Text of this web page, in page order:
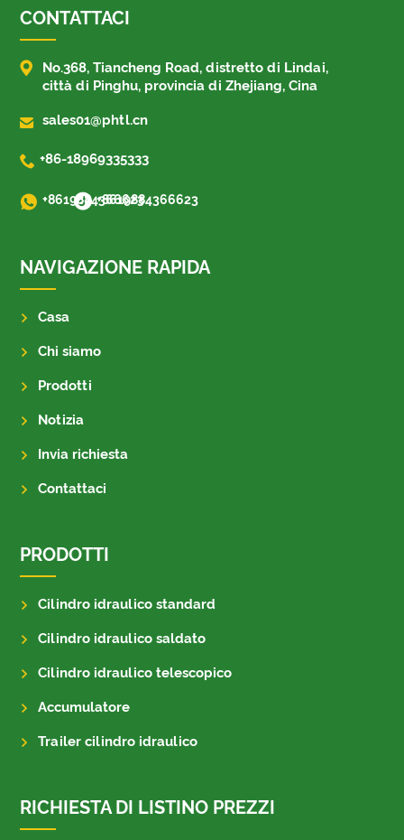
CONTATTACI

No.368, Tiancheng Road, distretto di Lindai,
città di Pinghu, provincia di Zhejiang, Cina
 sales01@phtl.cn
 +86-18969335333
+8619884366623+8619884366623
NAVIGAZIONE RAPIDA
Casa
Chi siamo
Prodotti
Notizia
Invia richiesta
Contattaci
PRODOTTI
Cilindro idraulico standard
Cilindro idraulico saldato
Cilindro idraulico telescopico
Accumulatore
Trailer cilindro idraulico
RICHIESTA DI LISTINO PREZZI